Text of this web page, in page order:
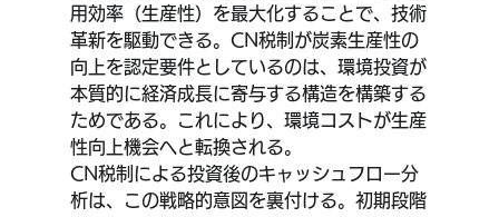
用効率（生産性）を最大化することで、技術
革新を駆動できる。CN税制が炭素生産性の
向上を認定要件としているのは、環境投資が
本質的に経済成長に寄与する構造を構築する
ためである。これにより、環境コストが生産
性向上機会へと転換される。
CN税制による投資後のキャッシュフロー分
析は、この戦略的意図を裏付ける。初期段階